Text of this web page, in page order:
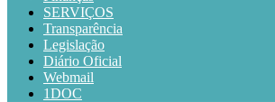
SERVIÇOS
Transparência
Legislação
Diário Oficial
Webmail
1DOC